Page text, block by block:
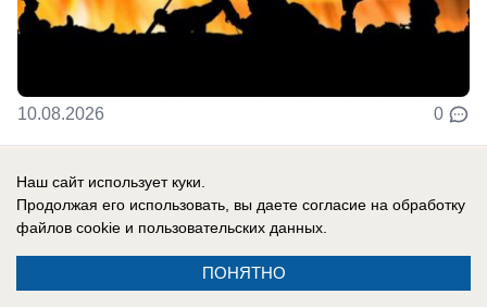
10.08.2026 0
Новости СМИ2
Наш сайт использует куки.
Продолжая его использовать, вы даете согласие на обработку
файлов cookie и пользовательских данных.
ПОНЯТНО